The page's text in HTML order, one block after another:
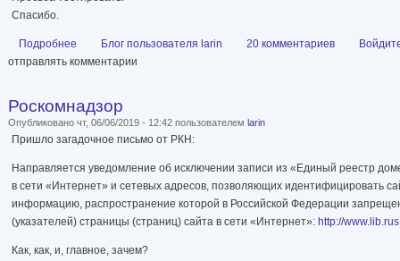
Спасибо.
Подробнее о Книга почтой
Блог пользователя larin 20 комментариев
отправлять комментарии
Роскомнадзор
Опубликовано чт, 06/06/2019 - 12:42 пользователем larin
Пришло загадочное письмо от РКН:
Направляется уведомление об исключении записи из «Единый реестр
в сети «Интернет» и сетевых адресов, позволяющих идентифицировать
информацию, распространение которой в Российской Федерации
(указателей) страницы (страниц) сайта в сети «Интернет»: http://
Как, как, и, главное, зачем?